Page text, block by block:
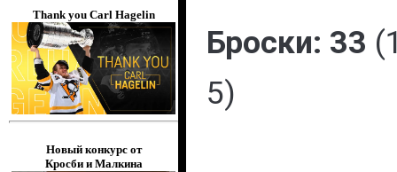
Thank you Carl Hagelin
Новый конкурс от
Кросби и Малкина
Броски: 33
5)